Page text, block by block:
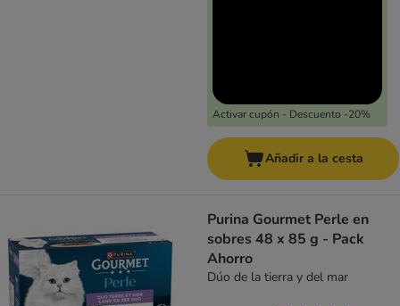
Activar cupón - Descuento -20%
Añadir a la cesta
Purina Gourmet Perle en
sobres 48 x 85 g - Pack
Ahorro
Dúo de la tierra y del mar